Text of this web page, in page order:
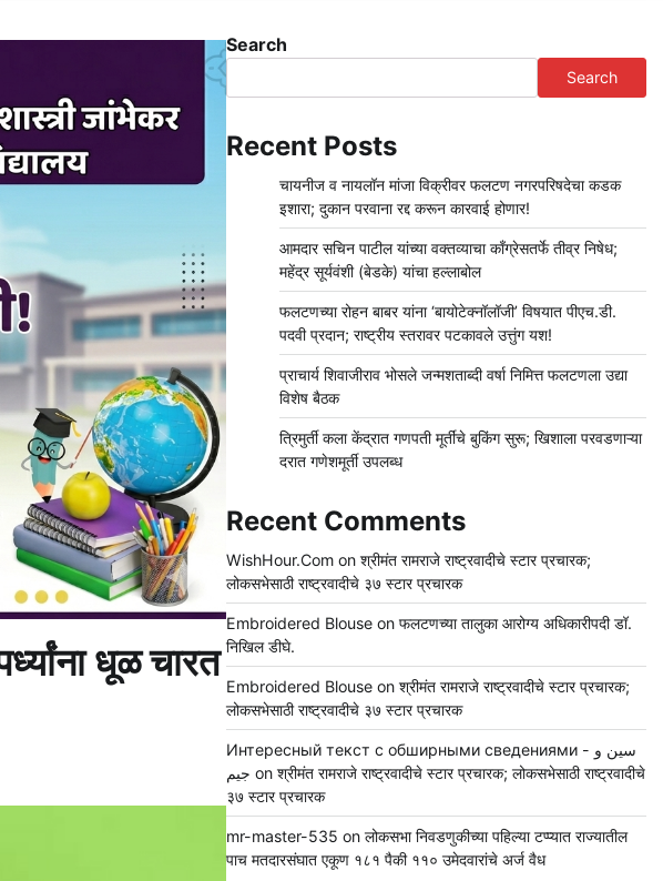
धूळ चारत
Search
Search
Recent Posts
चायनीज व नायलॉन मांजा विक्रीवर फलटण नगरपरिषदेचा कडक
इशारा; दुकान परवाना रद्द करून कारवाई होणार!
आमदार सचिन पाटील यांच्या वक्तव्याचा काँग्रेसतर्फे तीव्र निषेध;
महेंद्र सूर्यवंशी (बेडके) यांचा हल्लाबोल
फलटणच्या रोहन बाबर यांना ‘बायोटेक्नॉलॉजी’ विषयात पीएच.डी.
पदवी प्रदान; राष्ट्रीय स्तरावर पटकावले उत्तुंग यश!
प्राचार्य शिवाजीराव भोसले जन्मशताब्दी वर्षा निमित्त फलटणला उद्या
विशेष बैठक
त्रिमुर्ती कला केंद्रात गणपती मूर्तींचे बुकिंग सुरू; खिशाला परवडणाऱ्या
दरात गणेशमूर्ती उपलब्ध
Recent Comments
WishHour.Comon श्रीमंत रामराजे राष्ट्रवादीचे स्टार प्रचारक;
लोकसभेसाठी राष्ट्रवादीचे ३७ स्टार प्रचारक
Embroidered Blouseon फलटणच्या तालुका आरोग्य अधिकारीपदी डॉ.
निखिल डीघे.
Embroidered Blouseon श्रीमंत रामराजे राष्ट्रवादीचे स्टार प्रचारक;
लोकसभेसाठी राष्ट्रवादीचे ३७ स्टार प्रचारक
Интересный текст с обширными сведениями - سين و
جيم on श्रीमंत रामराजे राष्ट्रवादीचे स्टार प्रचारक; लोकसभेसाठी राष्ट्रवादीचे
३७ स्टार प्रचारक
mr-master-535 on लोकसभा निवडणुकीच्या पहिल्या टप्प्यात राज्यातील
पाच मतदारसंघात एकूण १८१ पैकी ११० उमेदवारांचे अर्ज वैध